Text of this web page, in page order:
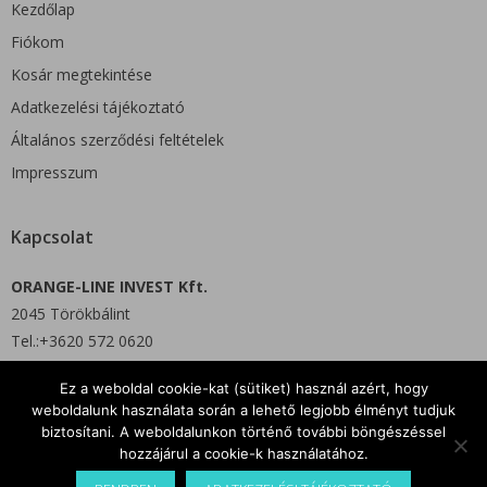
Kezdőlap
Fiókom
Kosár megtekintése
Adatkezelési tájékoztató
Általános szerződési feltételek
Impresszum
Kapcsolat
ORANGE-LINE INVEST Kft.
2045 Törökbálint
Tel.:+3620 572 0620
E-mail: info@orgshop.hu
Ez a weboldal cookie-kat (sütiket) használ azért, hogy
weboldalunk használata során a lehető legjobb élményt tudjuk
biztosítani. A weboldalunkon történő további böngészéssel
hozzájárul a cookie-k használatához.